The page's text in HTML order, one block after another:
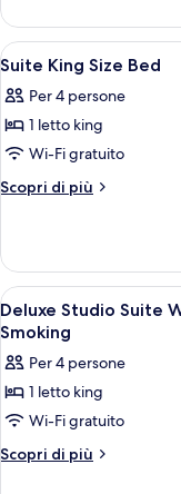
Beds
2
Queen
Beds
Apri
tutte
le
foto
per
Suite
Bed
8
Suite King Size Bed
Per 4 persone
1 letto king
Wi-Fi gratuito
Scopri di più
Altri
King
Size
Bed
Apri
tutte
le
foto
per
Deluxe
Studio
11
Deluxe Studio Suite
Smoking
Per 4 persone
1 letto king
Wi-Fi gratuito
Scopri di più
Altri